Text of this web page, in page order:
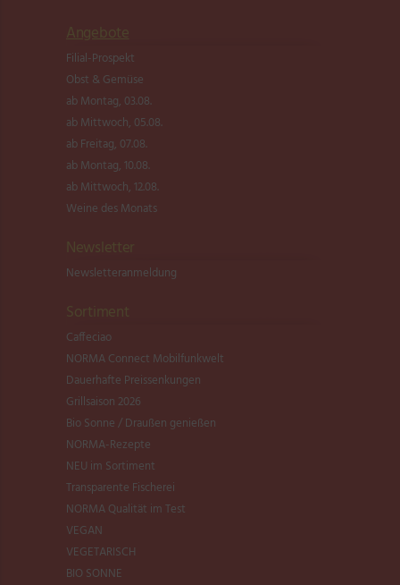
Angebote
Filial-Prospekt
Obst & Gemüse
ab Montag, 03.08.
ab Mittwoch, 05.08.
ab Freitag, 07.08.
ab Montag, 10.08.
ab Mittwoch, 12.08.
Weine des Monats
Newsletter
Newsletter­anmeldung
Sortiment
Caffeciao
NORMA Connect Mobilfunkwelt
Dauerhafte Preissenkungen
Grillsaison 2026
Bio Sonne / Draußen genießen
NORMA-Rezepte
NEU im Sortiment
Transparente Fischerei
NORMA Qualität im Test
VEGAN
VEGETARISCH
BIO SONNE